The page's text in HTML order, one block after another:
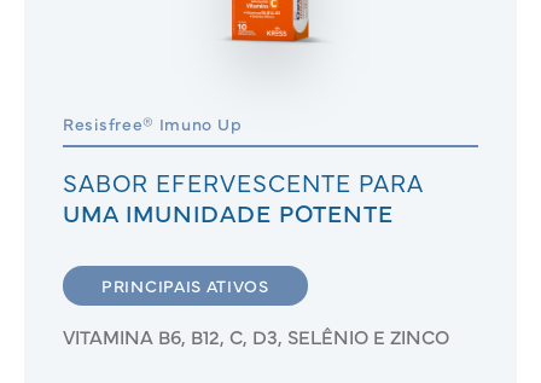
Resisfree® Imuno Up
SABOR EFERVESCENTE PARA
UMA IMUNIDADE POTENTE
PRINCIPAIS ATIVOS
VITAMINA B6, B12, C, D3, SELÊNIO E ZINCO